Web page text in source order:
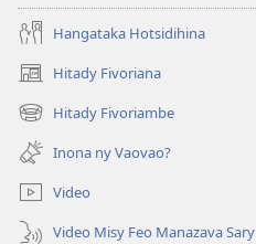
Hangataka Hotsidihina
Hitady Fivoriana
(manokatra
rohy) Hitady Fivoriambe
(manokatra
rohy) Inona ny Vaovao?
Video
Video Misy Feo Manazava Sary